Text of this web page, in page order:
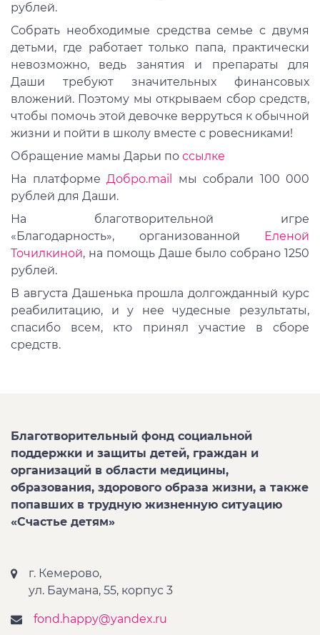
рублей.
Собрать необходимые средства семье с двумя
детьми, где работает только папа, практически
невозможно, ведь занятия и препараты для
Даши требуют значительных финансовых
вложений. Поэтому мы открываем сбор средств,
чтобы помочь этой девочке верруться к обычной
жизни и пойти в школу вместе с ровесниками!
Обращение мамы Дарьи по ссылке
На платформе Добро.mail
мы собрали 100 000
рублей для Даши.
На благотворительной игре
«Благодарность», организованной
Еленой
Точилкиной, на помощь Даше было собрано 1250
рублей.
В августа Дашенька прошла долгожданный курс
реабилитацию, и у нее чудесные результаты,
спасибо всем, кто принял участие в сборе
средств.
Благотворительный фонд социальной
поддержки и защиты детей, граждан и
организаций в области медицины,
образования, здорового образа жизни, а также
попавших в трудную жизненную ситуацию
«Счастье детям»
г. Кемерово,
ул. Баумана, 55, корпус 3
fond.happy@yandex.ru